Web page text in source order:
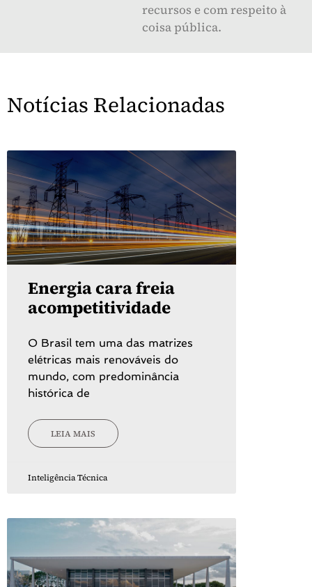
recursos e com respeito à
coisa pública.
Notícias Relacionadas
Energia cara freia
acompetitividade
O Brasil tem uma das matrizes
elétricas mais renováveis do
mundo, com predominância
histórica de
LEIA MAIS
Inteligência Técnica